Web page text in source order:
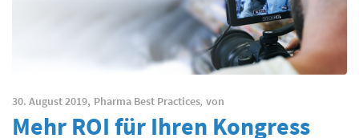
30. August 2019, Pharma Best Practices, von
Mehr ROI für Ihren Kongress